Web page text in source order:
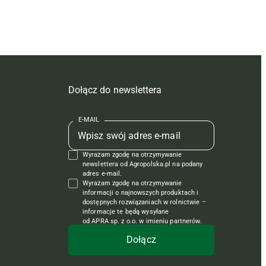
Dołącz do newslettera
E-MAIL
Wyrażam zgodę na otrzymywanie
newslettera od Agropolska.pl na podany
adres e-mail.
Wyrażam zgodę na otrzymywanie
informacji o najnowszych produktach i
dostępnych rozwiązaniach w rolnictwie –
informacje te będą wysyłane
od APRA sp. z o.o. w imieniu partnerów.